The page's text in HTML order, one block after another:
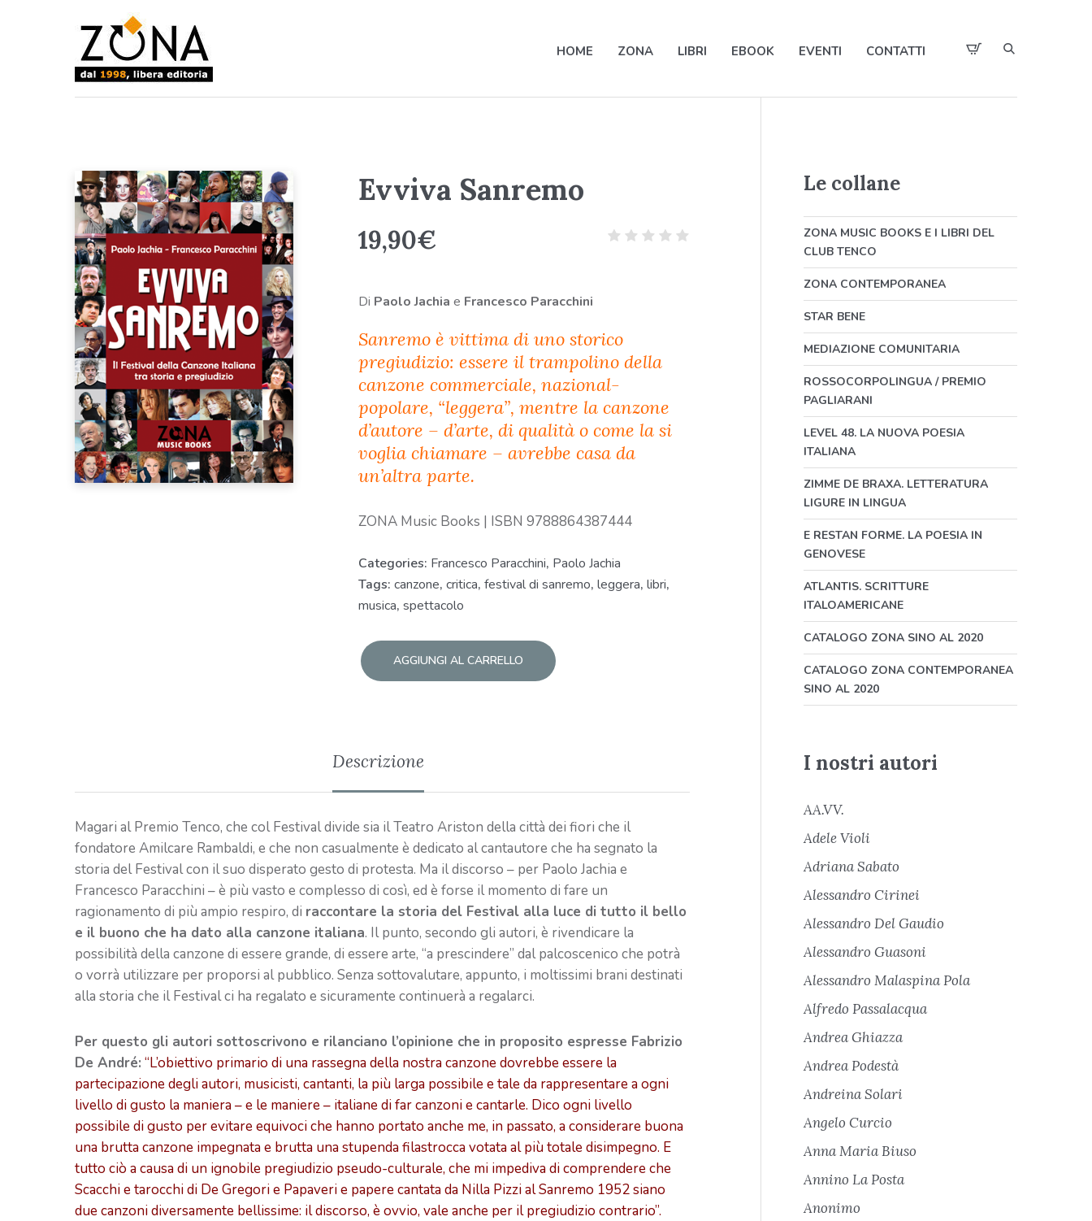
HOME ZONA LIBRI EBOOK EVENTI CONTATTI
Evviva Sanremo
19,90€
Di Paolo Jachia e Francesco Paracchini
Sanremo è vittima di uno storico
pregiudizio: essere il trampolino della
canzone commerciale, nazional-
popolare, “leggera”, mentre la canzone
d’autore – d’arte, di qualità o come la si
voglia chiamare – avrebbe casa da
un’altra parte.
ZONA Music Books | ISBN 9788864387444
Categories: Francesco Paracchini, Paolo Jachia
Tags: canzone, critica, festival di sanremo, leggera, libri,
musica, spettacolo
AGGIUNGI AL CARRELLO
Descrizione
Magari al Premio Tenco, che col Festival divide sia il Teatro Ariston della città dei fiori che il
fondatore Amilcare Rambaldi, e che non casualmente è dedicato al cantautore che ha segnato la
storia del Festival con il suo disperato gesto di protesta. Ma il discorso – per Paolo Jachia e
Francesco Paracchini – è più vasto e complesso di così, ed è forse il momento di fare un
ragionamento di più ampio respiro, di raccontare la storia del Festival alla luce di tutto il bello
e il buono che ha dato alla canzone italiana. Il punto, secondo gli autori, è rivendicare la
possibilità della canzone di essere grande, di essere arte, “a prescindere” dal palcoscenico che potrà
o vorrà utilizzare per proporsi al pubblico. Senza sottovalutare, appunto, i moltissimi brani destinati
alla storia che il Festival ci ha regalato e sicuramente continuerà a regalarci.
Per questo gli autori sottoscrivono e rilanciano l’opinione che in proposito espresse Fabrizio
De André: “L’obiettivo primario di una rassegna della nostra canzone dovrebbe essere la
partecipazione degli autori, musicisti, cantanti, la più larga possibile e tale da rappresentare a ogni
livello di gusto la maniera – e le maniere – italiane di far canzoni e cantarle. Dico ogni livello
possibile di gusto per evitare equivoci che hanno portato anche me, in passato, a considerare buona
una brutta canzone impegnata e brutta una stupenda filastrocca votata al più totale disimpegno. E
tutto ciò a causa di un ignobile pregiudizio pseudo-culturale, che mi impediva di comprendere che
Scacchi e tarocchi di De Gregori e Papaveri e papere cantata da Nilla Pizzi al Sanremo 1952 siano
due canzoni diversamente bellissime: il discorso, è ovvio, vale anche per il pregiudizio contrario”.
Le collane
ZONA MUSIC BOOKS E I LIBRI DEL
CLUB TENCO
ZONA CONTEMPORANEA
STAR BENE
MEDIAZIONE COMUNITARIA
ROSSOCORPOLINGUA / PREMIO
PAGLIARANI
LEVEL 48. LA NUOVA POESIA
ITALIANA
ZIMME DE BRAXA. LETTERATURA
LIGURE IN LINGUA
E RESTAN FORME. LA POESIA IN
GENOVESE
ATLANTIS. SCRITTURE
ITALOAMERICANE
CATALOGO ZONA SINO AL 2020
CATALOGO ZONA CONTEMPORANEA
SINO AL 2020
I nostri autori
AA.VV.
Adele Violi
Adriana Sabato
Alessandro Cirinei
Alessandro Del Gaudio
Alessandro Guasoni
Alessandro Malaspina Pola
Alfredo Passalacqua
Andrea Ghiazza
Andrea Podestà
Andreina Solari
Angelo Curcio
Anna Maria Biuso
Annino La Posta
Anonimo